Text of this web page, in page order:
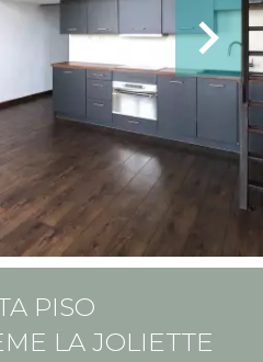
PISO
LA JOLIETTE